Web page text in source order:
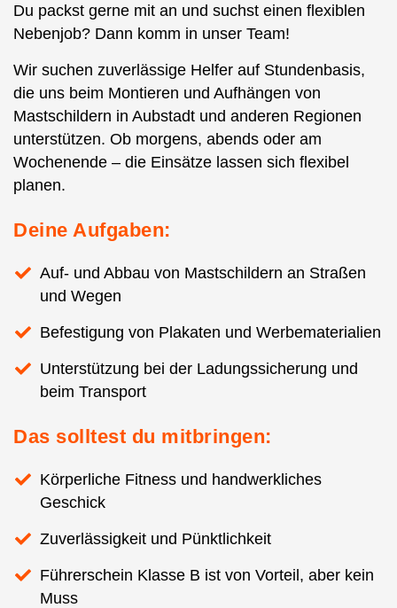
Du packst gerne mit an und suchst einen flexiblen
Nebenjob? Dann komm in unser Team!
Wir suchen zuverlässige Helfer auf Stundenbasis,
die uns beim Montieren und Aufhängen von
Mastschildern in Aubstadt und anderen Regionen
unterstützen. Ob morgens, abends oder am
Wochenende – die Einsätze lassen sich flexibel
planen.
Deine Aufgaben:
Auf- und Abbau von Mastschildern an Straßen
und Wegen
Befestigung von Plakaten und Werbematerialien
Unterstützung bei der Ladungssicherung und
beim Transport
Das solltest du mitbringen:
Körperliche Fitness und handwerkliches
Geschick
Zuverlässigkeit und Pünktlichkeit
Führerschein Klasse B ist von Vorteil, aber kein
Muss